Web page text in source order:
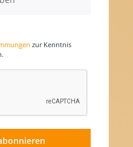
zur Kenntnis